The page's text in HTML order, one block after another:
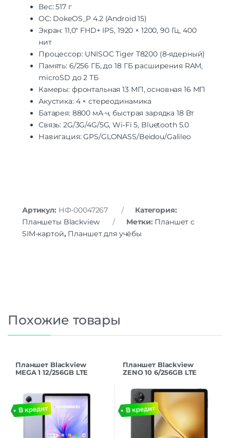
Вес: 517 г
ОС: DokeOS_P 4.2 (Android 15)
Экран: 11,0″ FHD+ IPS, 1920 × 1200, 90 Гц, 400
нит
Процессор: UNISOC Tiger T8200 (8‑ядерный)
Память: 6/256 ГБ, до 18 ГБ расширения RAM,
microSD до 2 ТБ
Камеры: фронтальная 13 МП, основная 16 МП
Акустика: 4 × стереодинамика
Батарея: 8800 мА·ч, быстрая зарядка 18 Вт
Связь: 2G/3G/4G/5G, Wi‑Fi 5, Bluetooth 5.0
Навигация: GPS/GLONASS/Beidou/Galileo
Артикул: НФ-00047267
Категория:
Планшеты Blackview
Метки: Планшет с
SIM-картой, Планшет для учёбы
Похожие товары
Планшет Blackview
MEGA 1 12/256GB LTE
Планшет Blackview
ZENO 10 6/256GB LTE